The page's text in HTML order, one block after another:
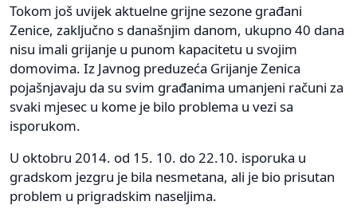
Tokom još uvijek aktuelne grijne sezone građani
Zenice, zaključno s današnjim danom, ukupno 40 dana
nisu imali grijanje u punom kapacitetu u svojim
domovima. Iz Javnog preduzeća Grijanje Zenica
pojašnjavaju da su svim građanima umanjeni računi za
svaki mjesec u kome je bilo problema u vezi sa
isporukom.
U oktobru 2014. od 15. 10. do 22.10. isporuka u
gradskom jezgru je bila nesmetana, ali je bio prisutan
problem u prigradskim naseljima.